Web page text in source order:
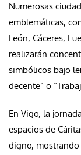
Numerosas
emblemáticas,
León, Cáceres,
realizarán
simbólicos bajo
decente” o
En Vigo, la
espacios de
digno,